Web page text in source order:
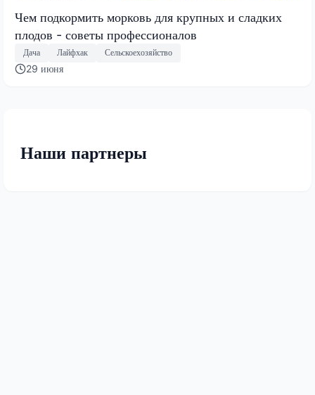
Чем подкормить морковь для крупных и сладких
плодов - советы профессионалов
Дача Лайфхак Сельскоехозяйство
29 июня
Наши партнеры